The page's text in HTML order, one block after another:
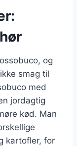
og
smag til
med
jordagtig
kød. Man
kartofler, for